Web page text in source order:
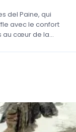
del Paine, qui
avec le confort
au cœur de la